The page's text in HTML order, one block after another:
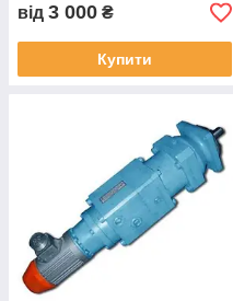
від 3 000 ₴
Купити